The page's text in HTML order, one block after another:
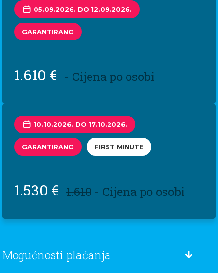
05.09.2026. DO 12.09.2026.
GARANTIRANO
1.610 € - Cijena po osobi
10.10.2026. DO 17.10.2026.
GARANTIRANO FIRST MINUTE
1.530 € 1.610 - Cijena po osobi
Mogućnosti plaćanja